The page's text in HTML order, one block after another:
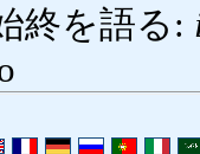
終を語る: